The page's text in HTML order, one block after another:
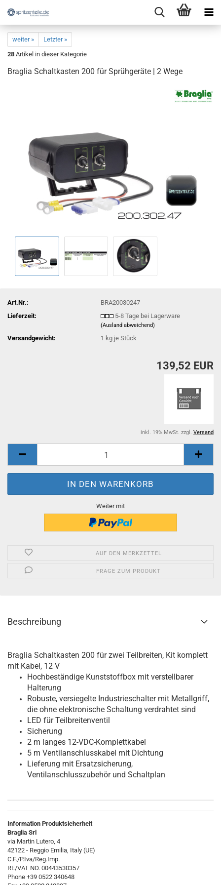
weiter »
Letzter »
28 Artikel in dieser Kategorie
Braglia Schaltkasten 200 für Sprühgeräte | 2 Wege
Art.Nr.:
BRA20030247
Lieferzeit:
5-8 Tage bei Lagerware
(Ausland abweichend)
Versandgewicht: 1 kg je Stück
139,52 EUR
inkl. 19% MwSt. zzgl. Versand
Weiter mit
AUF DEN MERKZETTEL
FRAGE ZUM PRODUKT
Beschreibung
Braglia Schaltkasten 200 für zwei Teilbreiten, Kit komplett
mit Kabel, 12 V
Hochbeständige Kunststoffbox mit verstellbarer
Halterung
Robuste, versiegelte Industrieschalter mit Metallgriff,
die ohne elektronische Schaltung verdrahtet sind
LED für Teilbreitenventil
Sicherung
2 m langes 12-VDC-Komplettkabel
5 m Ventilanschlusskabel mit Dichtung
Lieferung mit Ersatzsicherung,
Ventilanschlusszubehör und Schaltplan
Information Produktsicherheit
Braglia Srl
via Martin Lutero, 4
42122 - Reggio Emilia, Italy (UE)
C.F./P.Iva/Reg.Imp.
RE/VAT NO. 00443530357
Phone +39 0522 340648